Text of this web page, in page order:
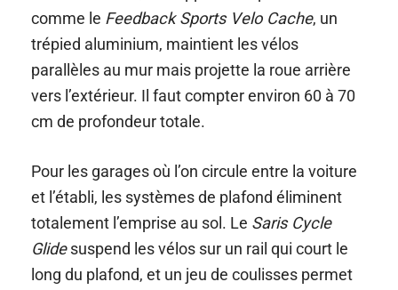
comme le Feedback Sports Velo Cache, un
trépied aluminium, maintient les vélos
parallèles au mur mais projette la roue arrière
vers l’extérieur. Il faut compter environ 60 à 70
cm de profondeur totale.
Pour les garages où l’on circule entre la voiture
et l’établi, les systèmes de plafond éliminent
totalement l’emprise au sol. Le Saris Cycle
Glidesuspend les vélos sur un rail qui court le
long du plafond, et un jeu de coulisses permet